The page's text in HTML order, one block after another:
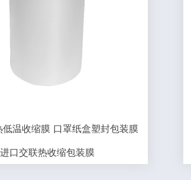
低温收缩膜 口罩纸盒塑封包装膜
进口交联热收缩包装膜